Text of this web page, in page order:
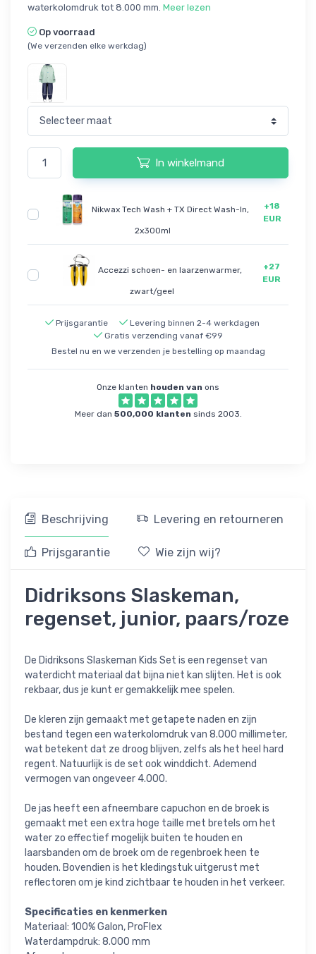
waterkolomdruk tot 8.000 mm. Meer lezen
Op voorraad
(We verzenden elke werkdag)
In winkelmand
Nikwax Tech Wash + TX Direct Wash-In,
2x300ml
+18
EUR
Accezzi schoen- en laarzenwarmer,
zwart/geel
+27
EUR
Prijsgarantie
Levering binnen 2-4 werkdagen
Gratis verzending vanaf €99
Bestel nu en we verzenden je bestelling op maandag
Onze klanten houden van ons
Meer dan 500,000 klanten sinds 2003.
Beschrijving Levering en retourneren
Prijsgarantie Wie zijn wij?
Didriksons Slaskeman,
regenset, junior, paars/roze
De Didriksons Slaskeman Kids Set is een regenset van
waterdicht materiaal dat bijna niet kan slijten. Het is ook
rekbaar, dus je kunt er gemakkelijk mee spelen.
De kleren zijn gemaakt met getapete naden en zijn
bestand tegen een waterkolomdruk van 8.000 millimeter,
wat betekent dat ze droog blijven, zelfs als het heel hard
regent. Natuurlijk is de set ook winddicht. Ademend
vermogen van ongeveer 4.000.
De jas heeft een afneembare capuchon en de broek is
gemaakt met een extra hoge taille met bretels om het
water zo effectief mogelijk buiten te houden en
laarsbanden om de broek om de regenbroek heen te
houden. Bovendien is het kledingstuk uitgerust met
reflectoren om je kind zichtbaar te houden in het verkeer.
Specificaties en kenmerken
Materiaal: 100% Galon, ProFlex
Waterdampdruk: 8.000 mm